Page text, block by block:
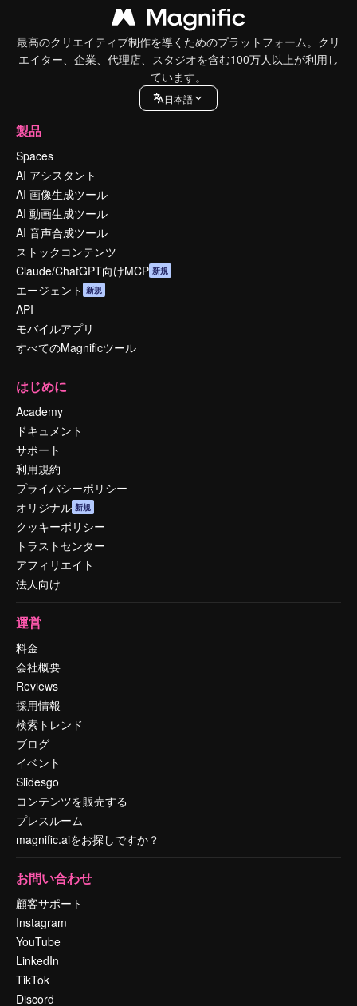
最高のクリエイティブ制作を導くためのプラットフォーム。クリ
エイター、企業、代理店、スタジオを含む100万人以上が利用し
ています。
日本語
製品
Spaces
AI アシスタント
AI 画像生成ツール
AI 動画生成ツール
AI 音声合成ツール
ストックコンテンツ
Claude/ChatGPT向けMCP 新規
エージェント 新規
API
モバイルアプリ
すべてのMagnificツール
はじめに
Academy
ドキュメント
サポート
利用規約
プライバシーポリシー
オリジナル 新規
クッキーポリシー
トラストセンター
アフィリエイト
法人向け
運営
料金
会社概要
Reviews
採用情報
検索トレンド
ブログ
イベント
Slidesgo
コンテンツを販売する
プレスルーム
magnific.aiをお探しですか？
お問い合わせ
顧客サポート
Instagram
YouTube
LinkedIn
TikTok
Discord